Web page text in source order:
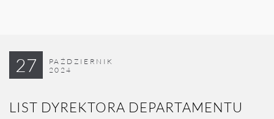
27
PAŹDZIERNIK
2024
LIST DYREKTORA DEPARTAMENTU